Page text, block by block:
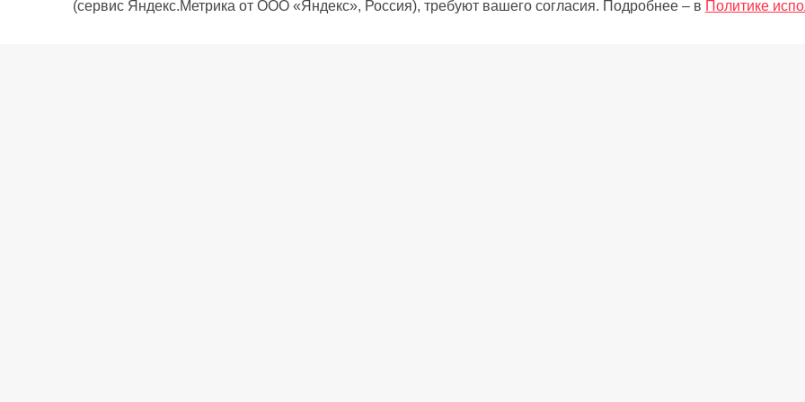
(сервис Яндекс.Метрика от ООО «Яндекс», Россия), требуют вашего согласия. Подробнее – в Политике